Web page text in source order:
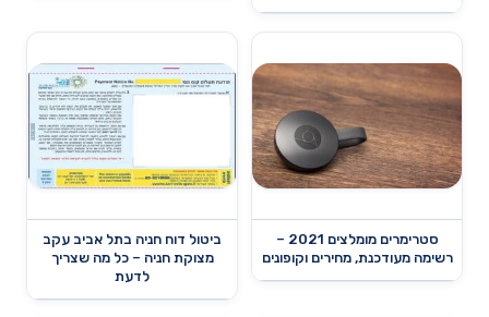
סטרימרים מומלצים 2021 –
רשימה מעודכנת, מחירים וקופונים
ביטול דוח חניה בתל אביב עקב
מצוקת חניה – כל מה שצריך
לדעת